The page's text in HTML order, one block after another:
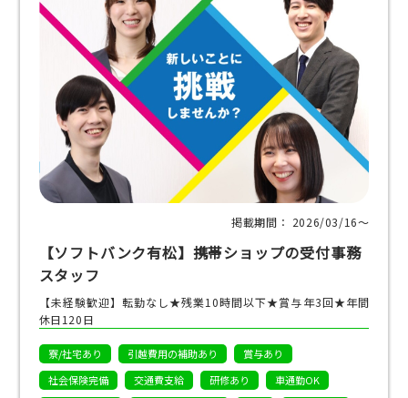
掲載期間： 2026/03/16〜
【ソフトバンク有松】携帯ショップの受付事務
スタッフ
【未経験歓迎】転勤なし★残業10時間以下★賞与年3回★年間
休日120日
寮/社宅あり 引越費用の補助あり
賞与あり
社会保険完備
交通費支給 研修あり
車通勤OK